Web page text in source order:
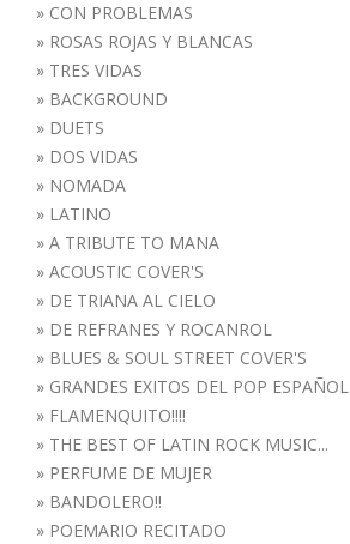
» CON PROBLEMAS
» ROSAS ROJAS Y BLANCAS
» TRES VIDAS
» BACKGROUND
» DUETS
» DOS VIDAS
» NOMADA
» LATINO
» A TRIBUTE TO MANA
» ACOUSTIC COVER'S
» DE TRIANA AL CIELO
» DE REFRANES Y ROCANROL
» BLUES & SOUL STREET COVER'S
» GRANDES EXITOS DEL POP ESPAÑOL
» FLAMENQUITO!!!!
» THE BEST OF LATIN ROCK MUSIC...
» PERFUME DE MUJER
» BANDOLERO!!
» POEMARIO RECITADO